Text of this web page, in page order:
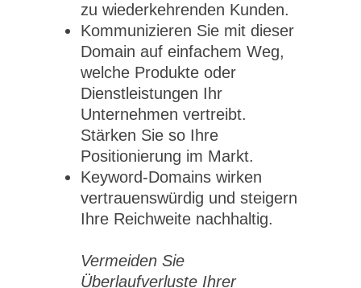
zu wiederkehrenden Kunden.
Kommunizieren Sie mit dieser
Domain auf einfachem Weg,
welche Produkte oder
Dienstleistungen Ihr
Unternehmen vertreibt.
Stärken Sie so Ihre
Positionierung im Markt.
Keyword-Domains wirken
vertrauenswürdig und steigern
Ihre Reichweite nachhaltig.
Vermeiden Sie
Überlaufverluste Ihrer